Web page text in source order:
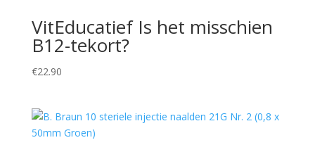
VitEducatief Is het misschien
B12-tekort?
€22.90